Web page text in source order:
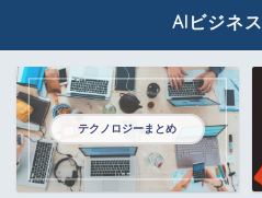
AIビジネ
テクノロジーまとめ